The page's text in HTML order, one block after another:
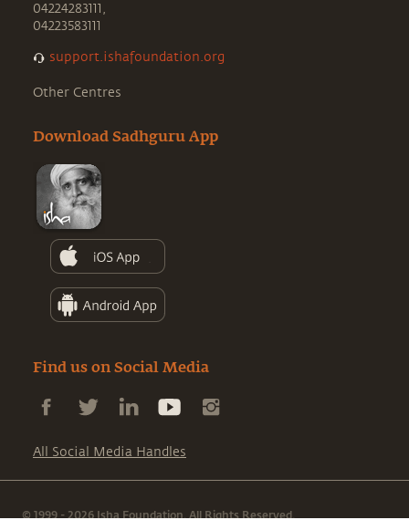
04224283111,
04223583111
support.ishafoundation.org
Other Centres
Download Sadhguru App
Find us on Social Media
All Social Media Handles
© 1999 - 2026 Isha Foundation. All Rights Reserved.